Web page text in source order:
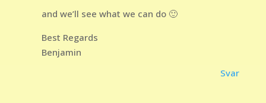
and we’ll see what we can do 🙂
Best Regards
Benjamin
Svar